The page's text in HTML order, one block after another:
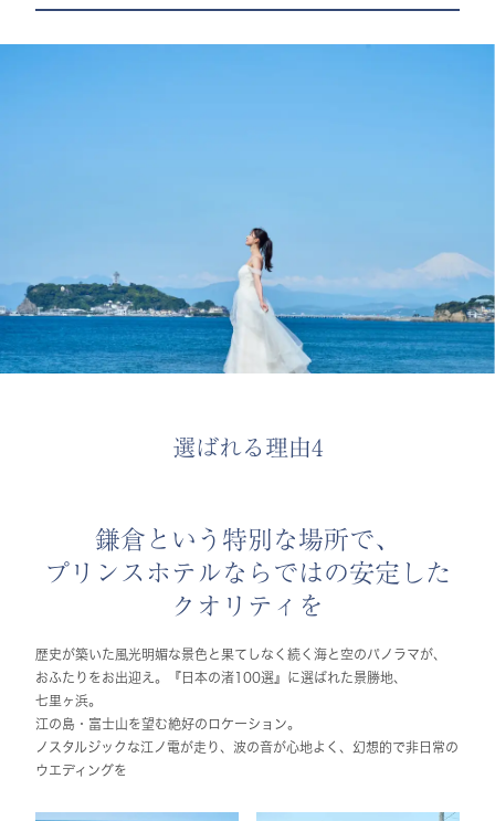
選ばれる理由4
鎌倉という特別な場所で、
プリンスホテルならではの安定した
クオリティを
歴史が築いた風光明媚な景色と果てしなく続く海と空のパノラマが、
おふたりをお出迎え。『日本の渚100選』に選ばれた景勝地、
七里ヶ浜。
江の島・富士山を望む絶好のロケーション。
ノスタルジックな江ノ電が走り、波の音が心地よく、幻想的で非日常の
ウエディングを